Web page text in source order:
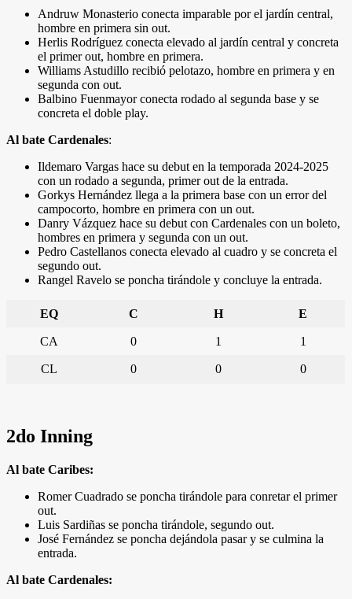
Andruw Monasterio conecta imparable por el jardín central,
hombre en primera sin out.
Herlis Rodríguez conecta elevado al jardín central y concreta
el primer out, hombre en primera.
Williams Astudillo recibió pelotazo, hombre en primera y en
segunda con out.
Balbino Fuenmayor conecta rodado al segunda base y se
concreta el doble play.
Al bate Cardenales:
Ildemaro Vargas hace su debut en la temporada 2024-2025
con un rodado a segunda, primer out de la entrada.
Gorkys Hernández llega a la primera base con un error del
campocorto, hombre en primera con un out.
Danry Vázquez hace su debut con Cardenales con un boleto,
hombres en primera y segunda con un out.
Pedro Castellanos conecta elevado al cuadro y se concreta el
segundo out.
Rangel Ravelo se poncha tirándole y concluye la entrada.
EQ C H E
CA 0 1 1
CL 0 0 0
2do Inning
Al bate Caribes:
Romer Cuadrado se poncha tirándole para conretar el primer
out.
Luis Sardiñas se poncha tirándole, segundo out.
José Fernández se poncha dejándola pasar y se culmina la
entrada.
Al bate Cardenales: